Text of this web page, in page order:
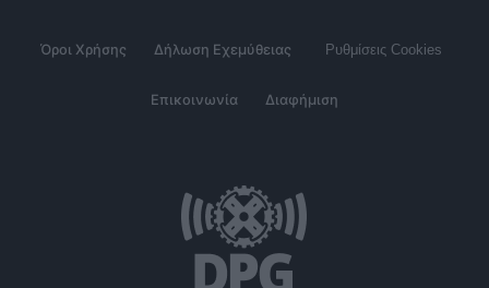
Όροι Χρήσης Δήλωση Εχεμύθειας Ρυθμίσεις Cookies
Επικοινωνία Διαφήμιση